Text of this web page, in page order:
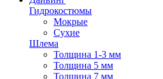
Гидрокостюмы
Мокрые
Сухие
Шлема
Толщина 1-3 мм
Толщина 5 мм
Толщина 7 мм